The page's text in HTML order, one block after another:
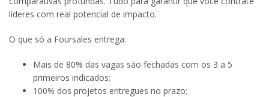
líderes com real potencial de impacto.
O que só a Foursales entrega:
Mais de 80% das vagas são fechadas com os 3 a 5
primeiros indicados;
100% dos projetos entregues no prazo;